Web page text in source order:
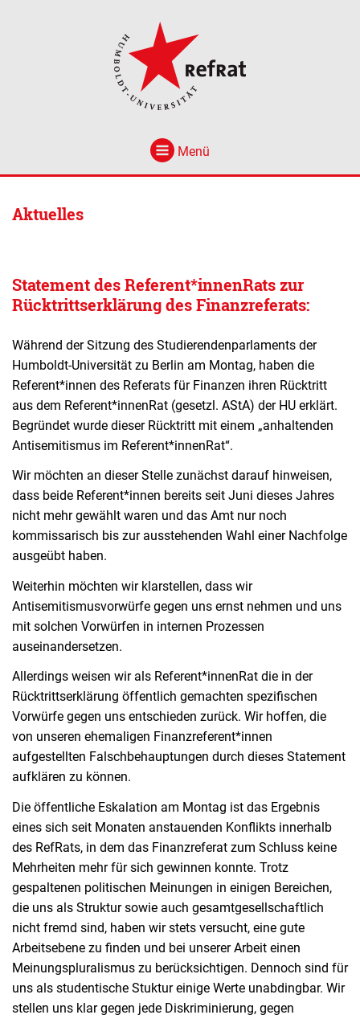
Menü
Aktuelles
Statement des Referent*innenRats zur
Rücktrittserklärung des Finanzreferats:
Während der Sitzung des Studierendenparlaments der
Humboldt-Universität zu Berlin am Montag, haben die
Referent*innen des Referats für Finanzen ihren Rücktritt
aus dem Referent*innenRat (gesetzl. AStA) der HU erklärt.
Begründet wurde dieser Rücktritt mit einem „anhaltenden
Antisemitismus im Referent*innenRat“.
Wir möchten an dieser Stelle zunächst darauf hinweisen,
dass beide Referent*innen bereits seit Juni dieses Jahres
nicht mehr gewählt waren und das Amt nur noch
kommissarisch bis zur ausstehenden Wahl einer Nachfolge
ausgeübt haben.
Weiterhin möchten wir klarstellen, dass wir
Antisemitismusvorwürfe gegen uns ernst nehmen und uns
mit solchen Vorwürfen in internen Prozessen
auseinandersetzen.
Allerdings weisen wir als Referent*innenRat die in der
Rücktrittserklärung öffentlich gemachten spezifischen
Vorwürfe gegen uns entschieden zurück. Wir hoffen, die
von unseren ehemaligen Finanzreferent*innen
aufgestellten Falschbehauptungen durch dieses Statement
aufklären zu können.
Die öffentliche Eskalation am Montag ist das Ergebnis
eines sich seit Monaten anstauenden Konflikts innerhalb
des RefRats, in dem das Finanzreferat zum Schluss keine
Mehrheiten mehr für sich gewinnen konnte. Trotz
gespaltenen politischen Meinungen in einigen Bereichen,
die uns als Struktur sowie auch gesamtgesellschaftlich
nicht fremd sind, haben wir stets versucht, eine gute
Arbeitsebene zu finden und bei unserer Arbeit einen
Meinungspluralismus zu berücksichtigen. Dennoch sind für
uns als studentische Stuktur einige Werte unabdingbar. Wir
stellen uns klar gegen jede Diskriminierung, gegen